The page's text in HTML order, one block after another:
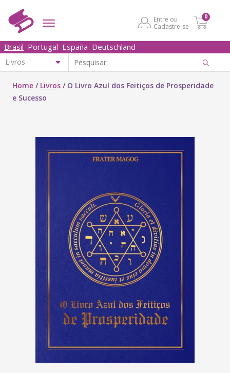
Entre ou
Cadastre-se
0
Brasil Portugal España Deutschland
Home / Livros / O Livro Azul dos Feitiços de Prosperidade
e Sucesso